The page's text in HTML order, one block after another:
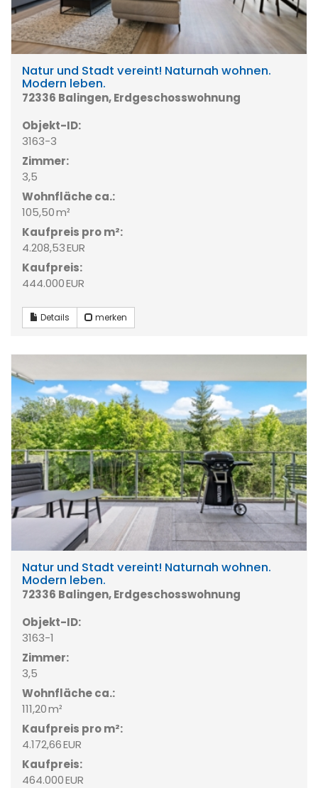
Natur und Stadt vereint! Naturnah wohnen.
Modern leben.
72336 Balingen, Erdgeschosswohnung
Objekt-ID:
3163-3
Zimmer:
3,5
Wohnfläche ca.:
105,50 m²
Kaufpreis pro m²:
4.208,53 EUR
Kaufpreis:
444.000 EUR
Details merken
Natur und Stadt vereint! Naturnah wohnen.
Modern leben.
72336 Balingen, Erdgeschosswohnung
Objekt-ID:
3163-1
Zimmer:
3,5
Wohnfläche ca.:
111,20 m²
Kaufpreis pro m²:
4.172,66 EUR
Kaufpreis:
464.000 EUR